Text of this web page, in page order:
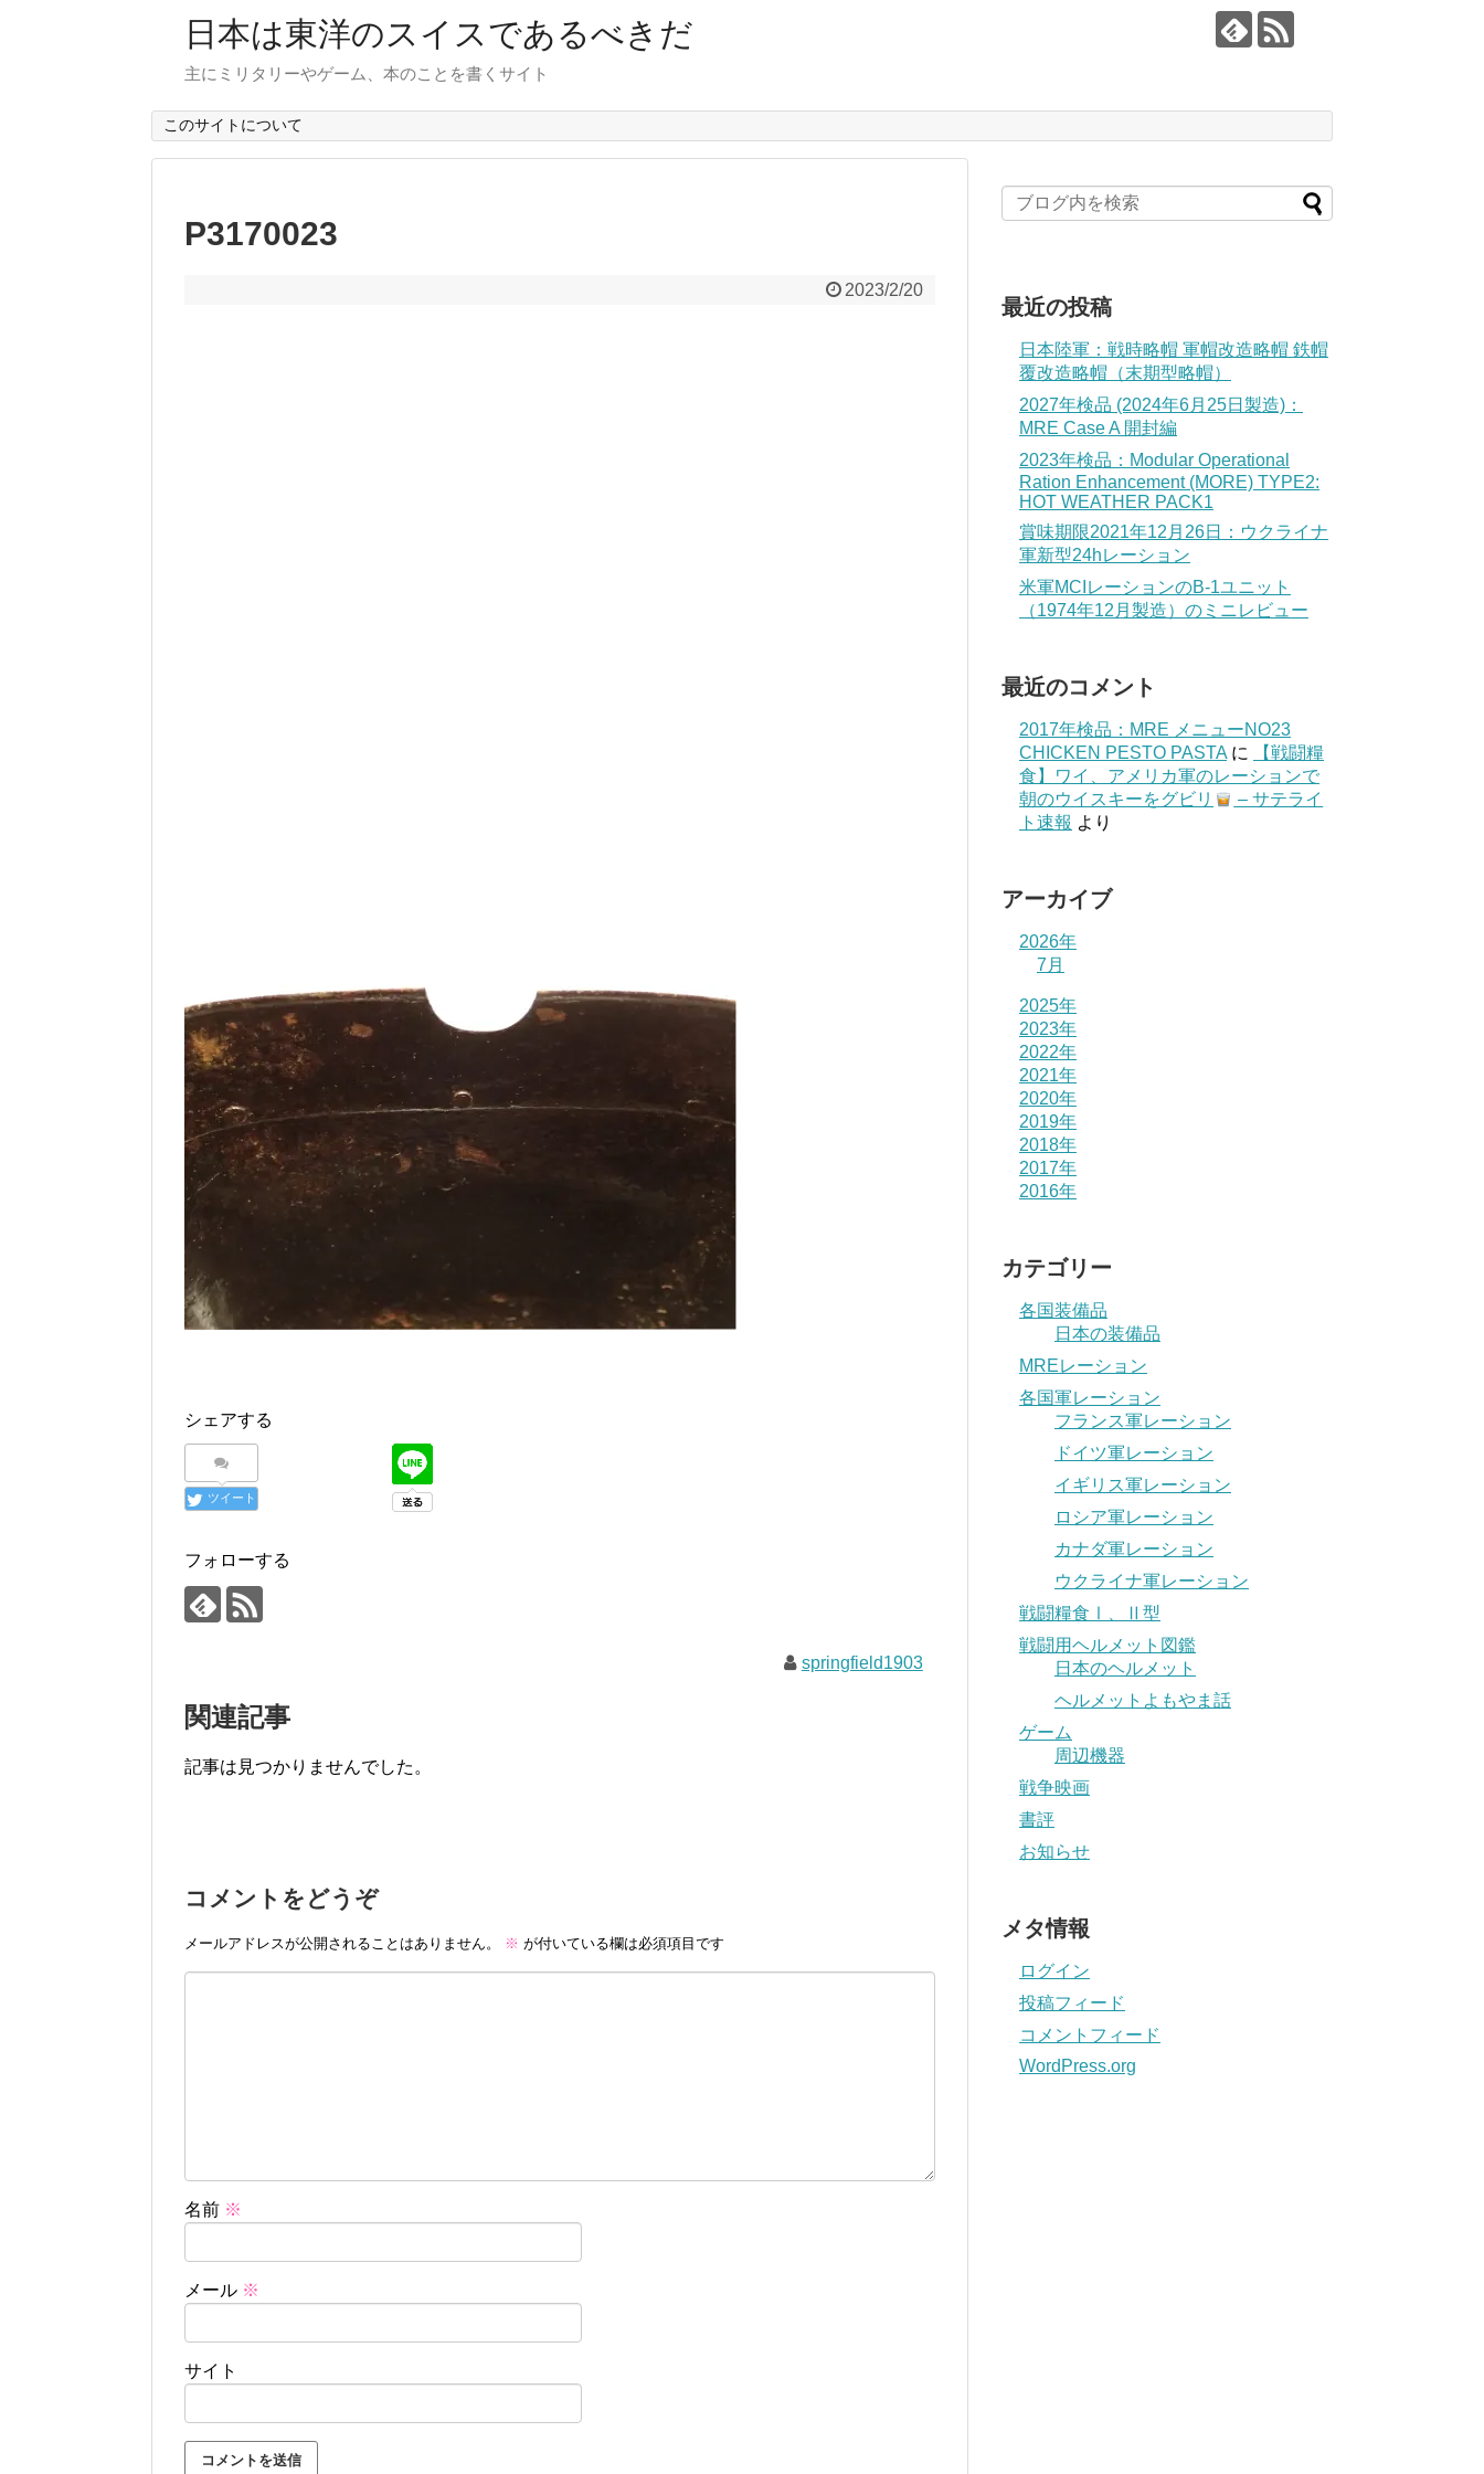
日本は東洋のスイスであるべきだ
主にミリタリーやゲーム、本のことを書くサイト
このサイトについて
P3170023
2023/2/20
シェアする
ツイート
フォローする
springfield1903
関連記事
記事は見つかりませんでした。
コメントをどうぞ
メールアドレスが公開されることはありません。 ※ が付いている欄は必須項目です
名前 ※
メール ※
サイト
最近の投稿
日本陸軍：戦時略帽 軍帽改造略帽 鉄帽
覆改造略帽（末期型略帽）
2027年検品 (2024年6月25日製造)：
MRE Case A 開封編
2023年検品：Modular Operational
Ration Enhancement (MORE) TYPE2:
HOT WEATHER PACK1
賞味期限2021年12月26日：ウクライナ
軍新型24hレーション
米軍MCIレーションのB-1ユニット
（1974年12月製造）のミニレビュー
最近のコメント
2017年検品：MRE メニューNO23
CHICKEN PESTO PASTA に
【戦闘糧
食】ワイ、アメリカ軍のレーションで
朝のウイスキーをグビリ
– サテライ
ト速報 より
アーカイブ
2026年
7月
2025年
2023年
2022年
2021年
2020年
2019年
2018年
2017年
2016年
カテゴリー
各国装備品
日本の装備品
MREレーション
各国軍レーション
フランス軍レーション
ドイツ軍レーション
イギリス軍レーション
ロシア軍レーション
カナダ軍レーション
ウクライナ軍レーション
戦闘糧食Ⅰ、Ⅱ型
戦闘用ヘルメット図鑑
日本のヘルメット
ヘルメットよもやま話
ゲーム
周辺機器
戦争映画
書評
お知らせ
メタ情報
ログイン
投稿フィード
コメントフィード
WordPress.org